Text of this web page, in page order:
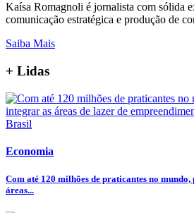
Kaísa Romagnoli é jornalista com sólida
comunicação estratégica e produção de
Saiba Mais
+ Lidas
Economia
Com até 120 milhões de praticantes no
áreas...